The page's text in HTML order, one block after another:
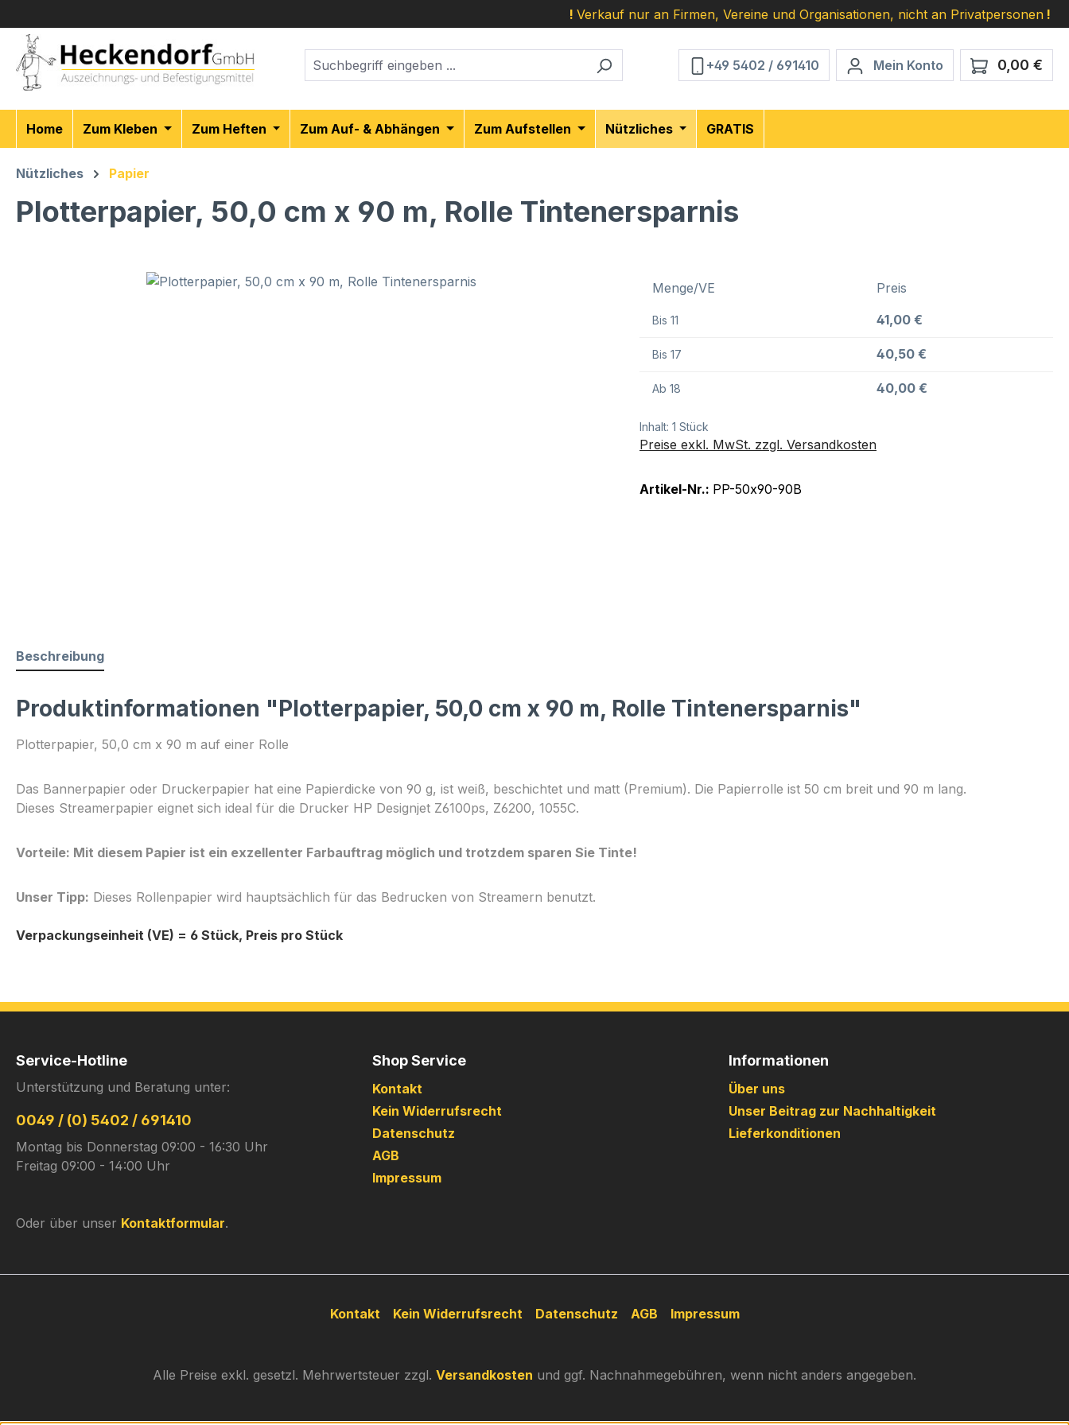
! Verkauf nur an Firmen, Vereine und Organisationen, nicht an Privatpersonen !
+49 5402 / 691410 Mein Konto 0,00 €
Home Zum Kleben Zum Heften Zum Auf- & Abhängen Zum Aufstellen Nützliches GRATIS
Nützliches Papier
Plotterpapier, 50,0 cm x 90 m, Rolle Tintenersparnis
Bildergalerie überspringen Menge/VE Preis
Bis 11 41,00 €
Bis 17 40,50 €
Ab 18 40,00 €
Inhalt: 1 Stück
Preise exkl. MwSt. zzgl. Versandkosten
Artikel-Nr.: PP-50x90-90B
Beschreibung
Produktinformationen "Plotterpapier, 50,0 cm x 90 m, Rolle Tintenersparnis"
Plotterpapier, 50,0 cm x 90 m auf einer Rolle
Das Bannerpapier oder Druckerpapier hat eine Papierdicke von 90 g, ist weiß, beschichtet und matt (Premium). Die Papierrolle ist 50 cm breit und 90 m lang.
Dieses Streamerpapier eignet sich ideal für die Drucker HP Designjet Z6100ps, Z6200, 1055C.
Vorteile: Mit diesem Papier ist ein exzellenter Farbauftrag möglich und trotzdem sparen Sie Tinte!
Unser Tipp: Dieses Rollenpapier wird hauptsächlich für das Bedrucken von Streamern benutzt.
Verpackungseinheit (VE) = 6 Stück, Preis pro Stück
Service-Hotline
Unterstützung und Beratung unter:
0049 / (0) 5402 / 691410
Montag bis Donnerstag 09:00 - 16:30 Uhr
Freitag 09:00 - 14:00 Uhr
Oder über unser Kontaktformular.
Shop Service
Kontakt
Kein Widerrufsrecht
Datenschutz
AGB
Impressum
Informationen
Über uns
Unser Beitrag zur Nachhaltigkeit
Lieferkonditionen
Kontakt Kein Widerrufsrecht Datenschutz AGB Impressum
Alle Preise exkl. gesetzl. Mehrwertsteuer zzgl. Versandkosten und ggf. Nachnahmegebühren, wenn nicht anders angegeben.